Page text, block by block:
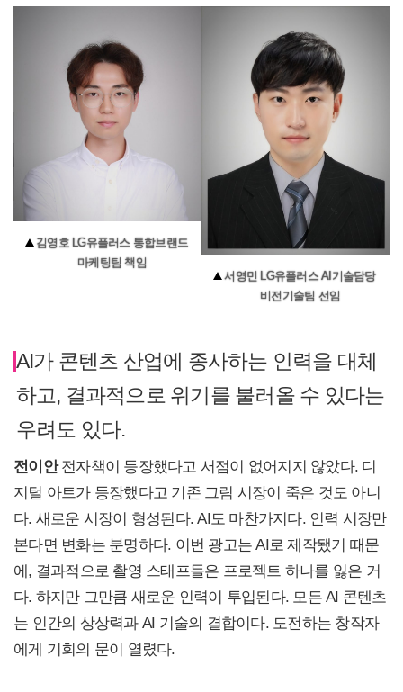
김영호 LG유플러스 통합브랜드
마케팅팀 책임
서영민 LG유플러스 AI기술담당
비전기술팀 선임
AI가 콘텐츠 산업에 종사하는 인력을 대체
하고, 결과적으로 위기를 불러올 수 있다는
우려도 있다.
전이안전자책이 등장했다고 서점이 없어지지 않았다. 디
지털 아트가 등장했다고 기존 그림 시장이 죽은 것도 아니
다. 새로운 시장이 형성된다. AI도 마찬가지다. 인력 시장만
본다면 변화는 분명하다. 이번 광고는 AI로 제작됐기 때문
에, 결과적으로 촬영 스태프들은 프로젝트 하나를 잃은 거
다. 하지만 그만큼 새로운 인력이 투입된다. 모든 AI 콘텐츠
는 인간의 상상력과 AI 기술의 결합이다. 도전하는 창작자
에게 기회의 문이 열렸다.